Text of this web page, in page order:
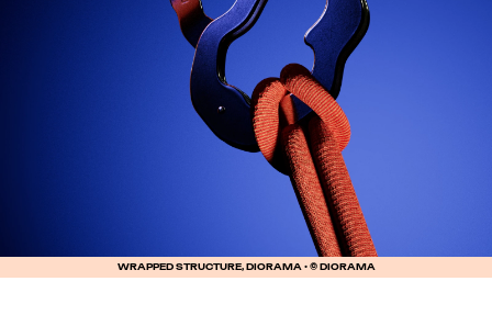
WRAPPED STRUCTURE, DIORAMA • © DIORAMA